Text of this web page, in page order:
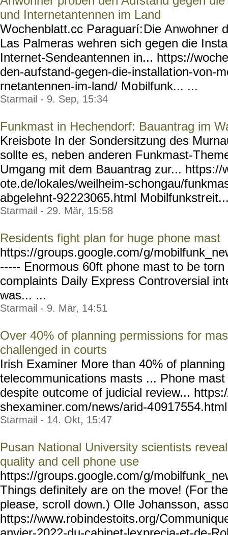
und Internetantennen im Land
Wochenblatt.cc Paraguarí:Die Anwohner
Las Palmeras wehren sich gegen die
Internet-Sendeantennen in... https://
den-aufstand-gegen-die-installation-von-
rnetantennen-im-land/ Mobilfunk... ...
Starmail - 9. Sep, 15:34
Funkmast in Hechendorf: Bauantrag im
Kreisbote In der Sondersitzung des
sollte es, neben anderen Funkmast-
Umgang mit dem Bauantrag zur... https://
ote.de/lokales/weilheim-schongau/
abgelehnt-92223065.html Mobilfunkstr
Starmail - 29. Mär, 15:58
Residents fight plan for huge phone mast
https://groups.google.com/g/
----- Enormous 60ft phone mast to be
complaints Daily Express Controversial
was... ...
Starmail - 9. Mär, 14:51
Over 40% of planning permissions for
challenged in courts
Irish Examiner More than 40% of
telecommunications masts ... Phone
despite outcome of judicial review...
shexaminer.com/news/arid-4
Starmail - 14. Okt, 15:47
Pusan National University scientists
quality and cell phone use
https://groups.google.com/g/
Things definitely are on the move! (For
please, scroll down.) Olle Johansson,
https://www.robindestoits.org/